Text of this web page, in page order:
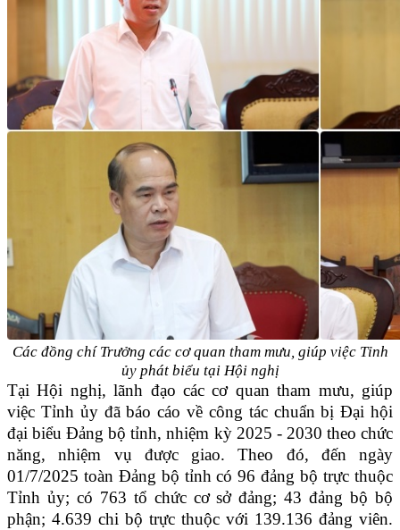
Các đồng chí Trưởng các cơ quan tham mưu, giúp việc Tỉnh
ủy phát biểu tại Hội nghị
Tại Hội nghị, lãnh đạo các cơ quan tham mưu, giúp
việc Tỉnh ủy đã báo cáo về công tác chuẩn bị Đại hội
đại biểu Đảng bộ tỉnh, nhiệm kỳ 2025 - 2030 theo chức
năng, nhiệm vụ được giao. Theo đó, đến ngày
01/7/2025 toàn Đảng bộ tỉnh có 96 đảng bộ trực thuộc
Tỉnh ủy; có 763 tổ chức cơ sở đảng; 43 đảng bộ bộ
phận; 4.639 chi bộ trực thuộc với 139.136 đảng viên.